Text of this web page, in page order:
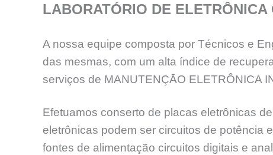
LABORATÓRIO DE
A nossa equipe composta por Técnicos e
das mesmas, com um alta índice de
serviços de MANUTENÇĀO ELETRÔNICA
Efetuamos conserto de placas eletrônicas
eletrônicas podem ser circuitos de potência
fontes de alimentação circuitos digitais e